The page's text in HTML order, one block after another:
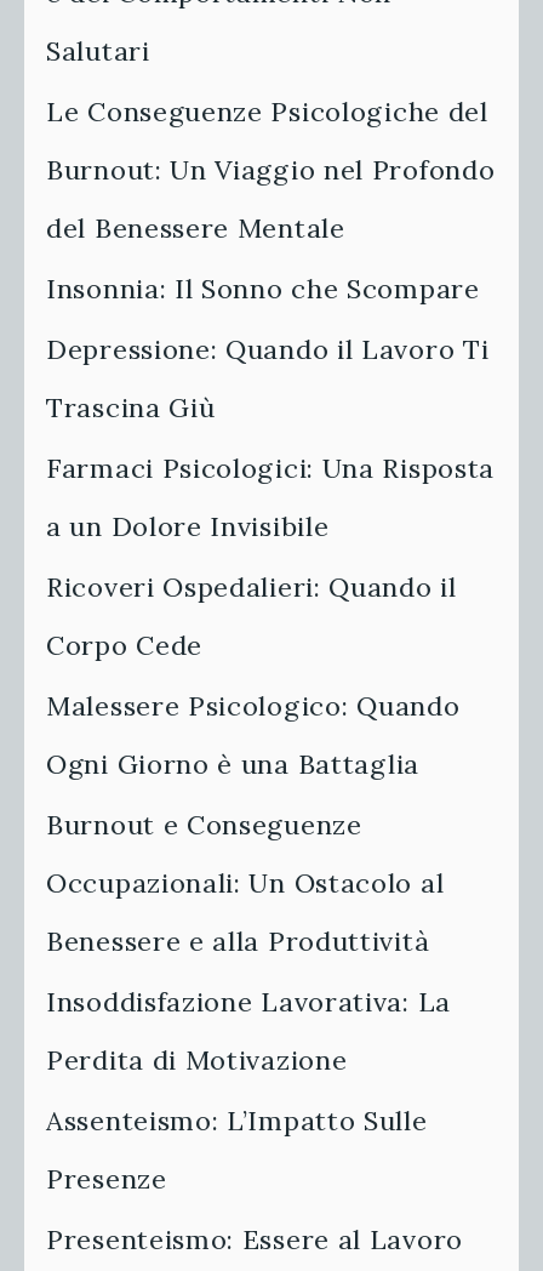
Salutari
Le Conseguenze Psicologiche del
Burnout: Un Viaggio nel Profondo
del Benessere Mentale
Insonnia: Il Sonno che Scompare
Depressione: Quando il Lavoro Ti
Trascina Giù
Farmaci Psicologici: Una Risposta
a un Dolore Invisibile
Ricoveri Ospedalieri: Quando il
Corpo Cede
Malessere Psicologico: Quando
Ogni Giorno è una Battaglia
Burnout e Conseguenze
Occupazionali: Un Ostacolo al
Benessere e alla Produttività
Insoddisfazione Lavorativa: La
Perdita di Motivazione
Assenteismo: L’Impatto Sulle
Presenze
Presenteismo: Essere al Lavoro